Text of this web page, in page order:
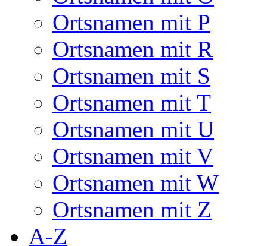
Ortsnamen mit P
Ortsnamen mit R
Ortsnamen mit S
Ortsnamen mit T
Ortsnamen mit U
Ortsnamen mit V
Ortsnamen mit W
Ortsnamen mit Z
A-Z